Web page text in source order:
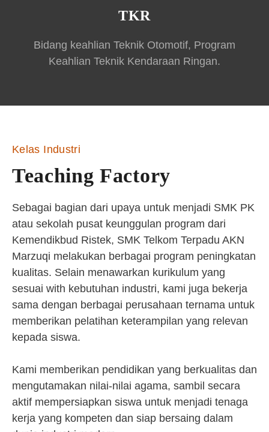
TKR
Bidang keahlian Teknik Otomotif, Program
Keahlian Teknik Kendaraan Ringan.
Kelas Industri
Teaching Factory
Sebagai bagian dari upaya untuk menjadi SMK PK
atau sekolah pusat keunggulan program dari
Kemendikbud Ristek, SMK Telkom Terpadu AKN
Marzuqi melakukan berbagai program peningkatan
kualitas. Selain menawarkan kurikulum yang
sesuai with kebutuhan industri, kami juga bekerja
sama dengan berbagai perusahaan ternama untuk
memberikan pelatihan keterampilan yang relevan
kepada siswa.
Kami memberikan pendidikan yang berkualitas dan
mengutamakan nilai-nilai agama, sambil secara
aktif mempersiapkan siswa untuk menjadi tenaga
kerja yang kompeten dan siap bersaing dalam